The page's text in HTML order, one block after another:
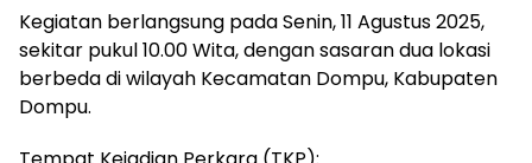
Kegiatan berlangsung pada Senin, 11 Agustus 2025,
sekitar pukul 10.00 Wita, dengan sasaran dua lokasi
berbeda di wilayah Kecamatan Dompu, Kabupaten
Dompu.